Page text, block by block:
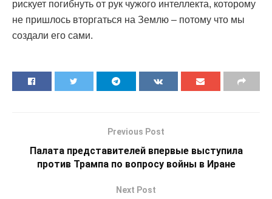
рискует погибнуть от рук чужого интеллекта, которому
не пришлось вторгаться на Землю – потому что мы
создали его сами.
Previous Post
Палата представителей впервые выступила
против Трампа по вопросу войны в Иране
Next Post